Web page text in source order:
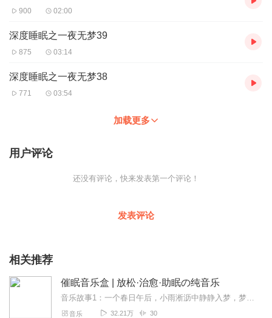
900 02:00
深度睡眠之一夜无梦39
875 03:14
深度睡眠之一夜无梦38
771 03:54
加载更多
用户评论
还没有评论，快来发表第一个评论！
发表评论
相关推荐
催眠音乐盒 | 放松·治愈·助眠の纯音乐
音乐故事1：一个春日午后，小雨淅沥中静静入梦，梦里回到了故乡扬州，寻找着少年时的一抹心动，往事历历在目，终是在雨中，遇见......音乐故事2：一个夏日的夜晚，...
音乐 32.21万 30